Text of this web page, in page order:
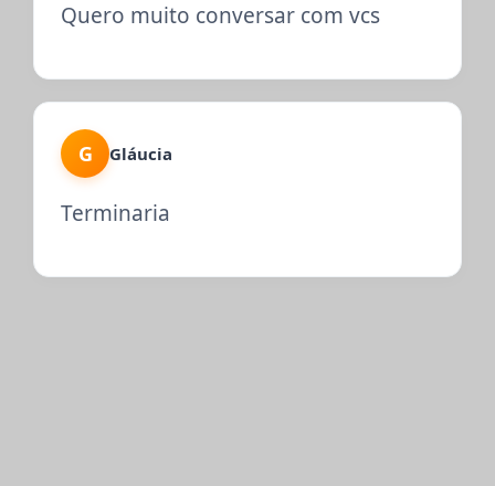
Quero muito conversar com vcs
G Gláucia
Terminaria